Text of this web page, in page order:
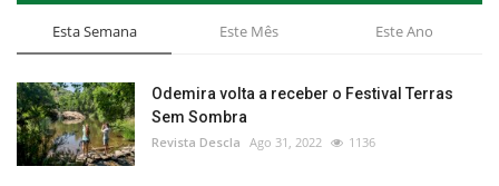
Esta Semana Este Mês Este Ano
Odemira volta a receber o Festival Terras
Sem Sombra
Revista Descla Ago 31, 2022 1136